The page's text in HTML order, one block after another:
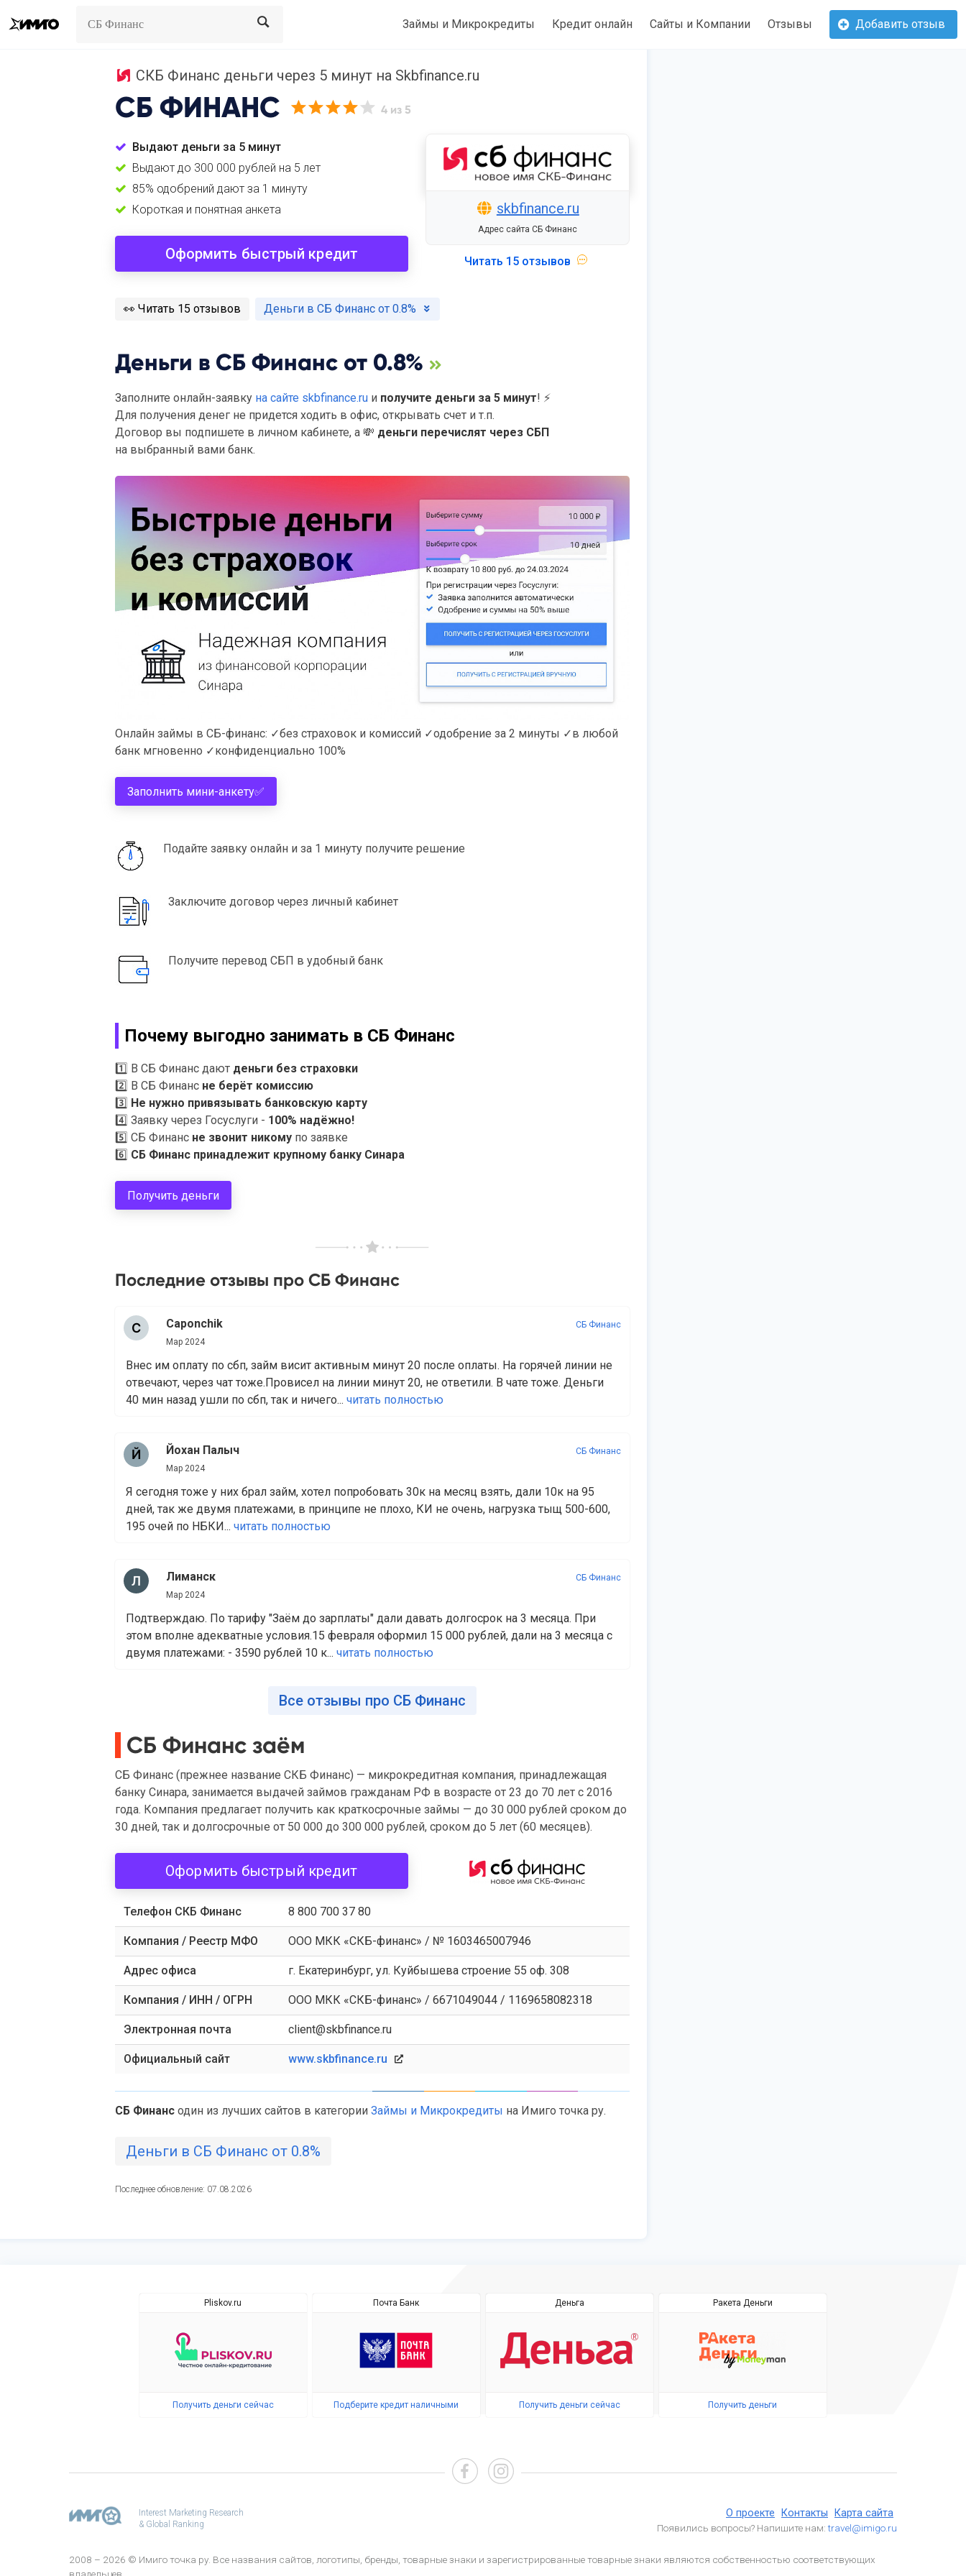
Search Займы и Микрокредиты Кредит онлайн Сайты и Компании Отзывы Добавить отзыв
СКБ Финанс деньги через 5 минут на Skbfinance.ru
СБ ФИНАНС 4 из 5
Выдают деньги за 5 минут
Выдают до 300 000 рублей на 5 лет
85% одобрений дают за 1 минуту
Короткая и понятная анкета
Оформить быстрый кредит
skbfinance.ru
Адрес сайта СБ Финанс
Читать 15 отзывов
️👀 Читать 15 отзывов Деньги в СБ Финанс от 0.8%
Деньги в СБ Финанс от 0.8%
Заполните онлайн-заявку на сайте skbfinance.ru и получите деньги за 5 минут! ⚡
Для получения денег не придется ходить в офис, открывать счет и т.п.
Договор вы подпишете в личном кабинете, а 💸 деньги перечислят через СБП
на выбранный вами банк.
Онлайн займы в СБ-финанс: ✓без страховок и комиссий ✓одобрение за 2 минуты ✓в любой
банк мгновенно ✓конфиденциально 100%
Заполнить мини-анкету✅
Подайте заявку онлайн и за 1 минуту получите решение
Заключите договор через личный кабинет
Получите перевод СБП в удобный банк
Почему выгодно занимать в СБ Финанс
1️⃣ В СБ Финанс дают деньги без страховки
2️⃣ В СБ Финанс не берёт комиссию
3️⃣ Не нужно привязывать банковскую карту
4️⃣ Заявку через Госуслуги - 100% надёжно!
5️⃣ СБ Финанс не звонит никому по заявке
6️⃣ СБ Финанс принадлежит крупному банку Синара
Получить деньги
Последние отзывы про СБ Финанс
Caponchik
Мар 2024
СБ Финанс
Внес им оплату по сбп, займ висит активным минут 20 после оплаты. На горячей линии не
отвечают, через чат тоже.Провисел на линии минут 20, не ответили. В чате тоже. Деньги
40 мин назад ушли по сбп, так и ничего... читать полностью
Йохан Палыч
Мар 2024
СБ Финанс
Я сегодня тоже у них брал займ, хотел попробовать 30к на месяц взять, дали 10к на 95
дней, так же двумя платежами, в принципе не плохо, КИ не очень, нагрузка тыщ 500-600,
195 очей по НБКИ... читать полностью
Лиманск
Мар 2024
СБ Финанс
Подтверждаю. По тарифу "Заём до зарплаты" дали давать долгосрок на 3 месяца. При
этом вполне адекватные условия.15 февраля оформил 15 000 рублей, дали на 3 месяца с
двумя платежами: - 3590 рублей 10 к... читать полностью
Все отзывы про СБ Финанс
СБ Финанс заём
СБ Финанс (прежнее название СКБ Финанс) — микрокредитная компания, принадлежащая
банку Синара, занимается выдачей займов гражданам РФ в возрасте от 23 до 70 лет c 2016
года. Компания предлагает получить как краткосрочные займы — до 30 000 рублей сроком до
30 дней, так и долгосрочные от 50 000 до 300 000 рублей, сроком до 5 лет (60 месяцев).
Оформить быстрый кредит
Телефон СКБ Финанс 8 800 700 37 80
Компания / Реестр МФО ООО МКК «СКБ-финанс» / № 1603465007946
Адрес офиса г. Екатеринбург, ул. Куйбышева строение 55 оф. 308
Компания / ИНН / ОГРН ООО МКК «СКБ-финанс» / 6671049044 / 1169658082318
Электронная почта client@skbfinance.ru
Официальный сайт www.skbfinance.ru
СБ Финанс один из лучших сайтов в категории Займы и Микрокредиты на Имиго точка ру.
Деньги в СБ Финанс от 0.8%
Последнее обновление: 07.08.2026
Pliskov.ru
Получить деньги сейчас
Почта Банк
Подберите кредит наличными
Деньга
Получить деньги сейчас
Ракета Деньги
Получить деньги
Interest Marketing Research
& Global Ranking
О проекте Контакты Карта сайта
Появились вопросы? Напишите нам:travel@imigo.ru
2008 – 2026 © Имиго точка ру. Все названия сайтов, логотипы, бренды, товарные знаки и зарегистрированные товарные знаки являются собственностью соответствующих